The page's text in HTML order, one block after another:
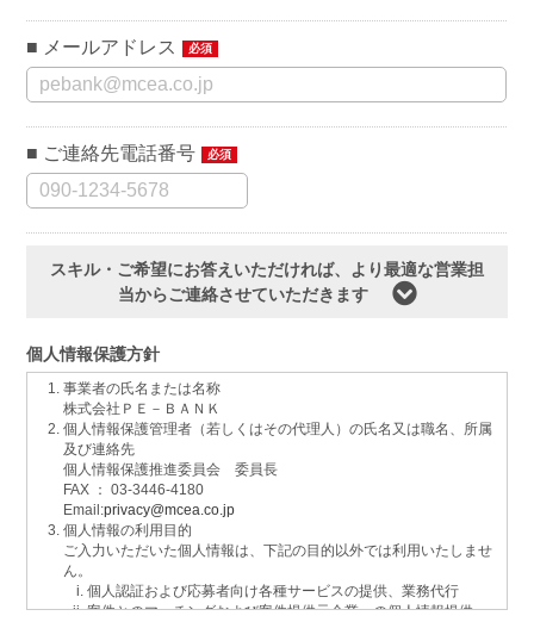
メールアドレス 必須
ご連絡先電話番号 必須
スキル・ご希望にお答えいただければ、より最適な営業担
当からご連絡させていただきます
個人情報保護方針
事業者の氏名または名称
株式会社ＰＥ－ＢＡＮＫ
個人情報保護管理者（若しくはその代理人）の氏名又は職名、所属
及び連絡先
個人情報保護推進委員会 委員長
FAX ： 03-3446-4180
Email:privacy@mcea.co.jp
個人情報の利用目的
ご入力いただいた個人情報は、下記の目的以外では利用いたしませ
ん。
個人認証および応募者向け各種サービスの提供、業務代行
案件とのマッチングおよび案件提供元企業への個人情報提供